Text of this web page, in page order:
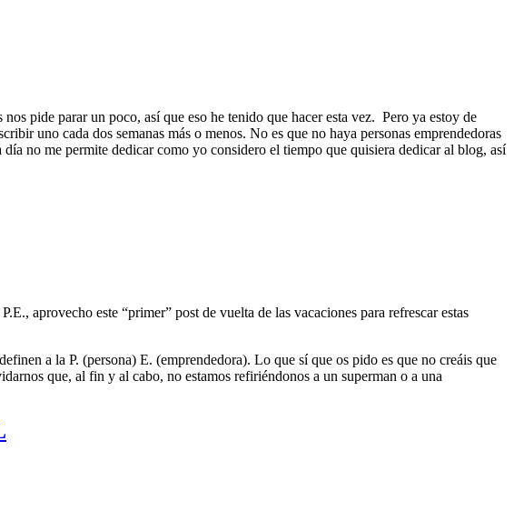
pide parar un poco, así que eso he tenido que hacer esta vez. Pero ya estoy de
uno cada dos semanas más o menos. No es que no haya personas emprendedoras
no me permite dedicar como yo considero el tiempo que quisiera dedicar al blog, así
aprovecho este “primer” post de vuelta de las vacaciones para refrescar estas
a la P. (persona) E. (emprendedora). Lo que sí que os pido es que no creáis que
que, al fin y al cabo, no estamos refiriéndonos a un superman o a una